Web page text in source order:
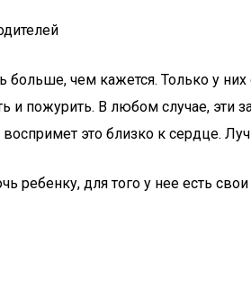
больше, чем кажется. Только у
и пожурить. В любом случае,
это близко к сердце.
ребенку, для того у нее есть